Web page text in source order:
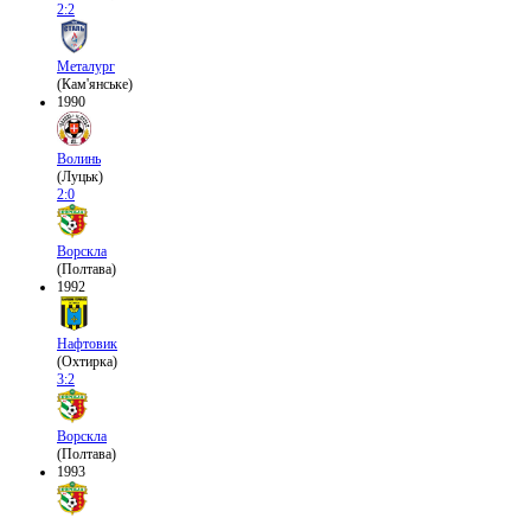
2:2
Металург
(Кам'янське)
1990
Волинь
(Луцьк)
2:0
Ворскла
(Полтава)
1992
Нафтовик
(Охтирка)
3:2
Ворскла
(Полтава)
1993